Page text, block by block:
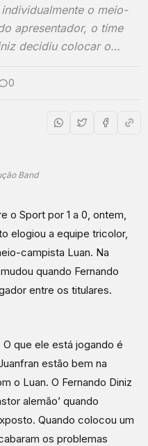
o meio-
apresentador, o time
decidiu colocar o…
0
Band
o Sport por 1 a 0, ontem,
elogiou a equipe tricolor,
campista Luan. Na
quando Fernando
entre os titulares.
que ele está jogando é
estão bem na
o Luan. O Fernando Diniz
alemão’ quando
Quando colocou um
os problemas